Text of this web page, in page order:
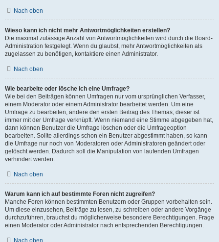
Nach oben
Wieso kann ich nicht mehr Antwortmöglichkeiten erstellen?
Die maximal zulässige Anzahl von Antwortmöglichkeiten wird durch die Board-
Administration festgelegt. Wenn du glaubst, mehr Antwortmöglichkeiten als
zugelassen zu benötigen, kontaktiere einen Administrator.
Nach oben
Wie bearbeite oder lösche ich eine Umfrage?
Wie bei den Beiträgen können Umfragen nur vom ursprünglichen Verfasser,
einem Moderator oder einem Administrator bearbeitet werden. Um eine
Umfrage zu bearbeiten, ändere den ersten Beitrag des Themas; dieser ist
immer mit der Umfrage verknüpft. Wenn niemand eine Stimme abgegeben hat,
dann können Benutzer die Umfrage löschen oder die Umfrageoption
bearbeiten. Sollte allerdings schon ein Benutzer abgestimmt haben, so kann
die Umfrage nur noch von Moderatoren oder Administratoren geändert oder
gelöscht werden. Dadurch soll die Manipulation von laufenden Umfragen
verhindert werden.
Nach oben
Warum kann ich auf bestimmte Foren nicht zugreifen?
Manche Foren können bestimmten Benutzern oder Gruppen vorbehalten sein.
Um diese einzusehen, Beiträge zu lesen, zu schreiben oder andere Vorgänge
durchzuführen, brauchst du möglicherweise besondere Berechtigungen. Frage
einen Moderator oder Administrator nach entsprechenden Berechtigungen.